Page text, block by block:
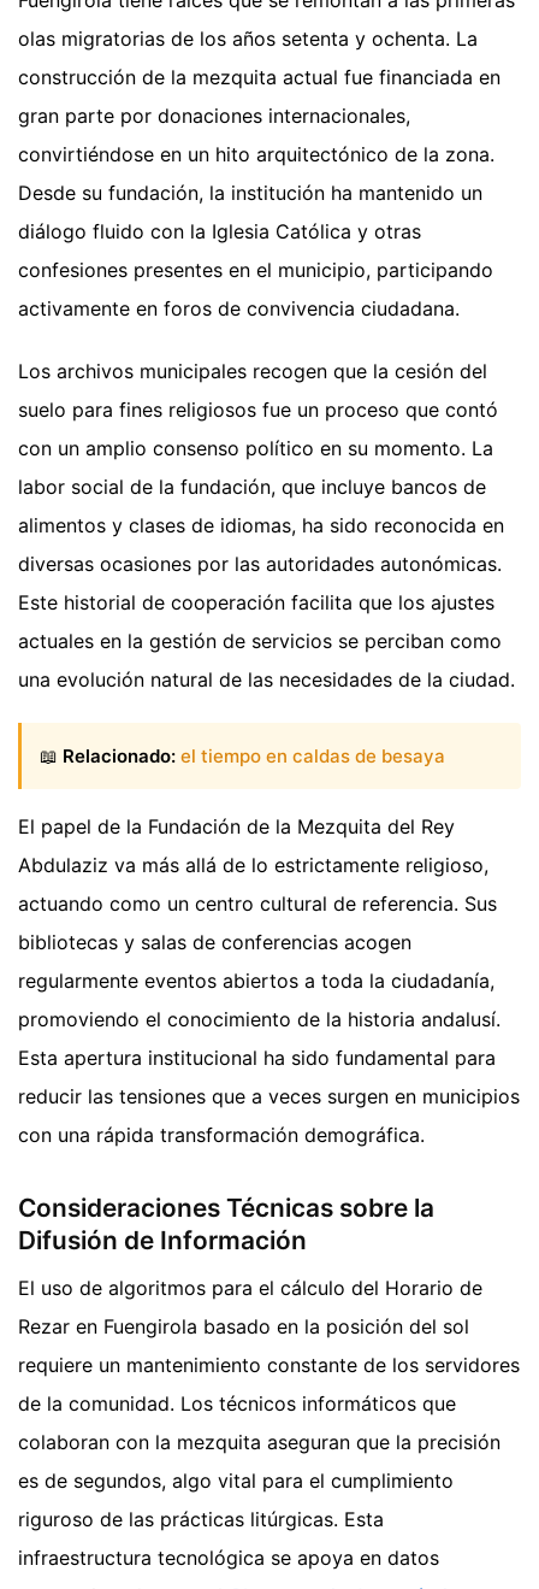
olas migratorias de los años setenta y ochenta. La
construcción de la mezquita actual fue financiada en
gran parte por donaciones internacionales,
convirtiéndose en un hito arquitectónico de la zona.
Desde su fundación, la institución ha mantenido un
diálogo fluido con la Iglesia Católica y otras
confesiones presentes en el municipio, participando
activamente en foros de convivencia ciudadana.
Los archivos municipales recogen que la cesión del
suelo para fines religiosos fue un proceso que contó
con un amplio consenso político en su momento. La
labor social de la fundación, que incluye bancos de
alimentos y clases de idiomas, ha sido reconocida en
diversas ocasiones por las autoridades autonómicas.
Este historial de cooperación facilita que los ajustes
actuales en la gestión de servicios se perciban como
una evolución natural de las necesidades de la ciudad.
📖 Relacionado: el tiempo en caldas de besaya
El papel de la Fundación de la Mezquita del Rey
Abdulaziz va más allá de lo estrictamente religioso,
actuando como un centro cultural de referencia. Sus
bibliotecas y salas de conferencias acogen
regularmente eventos abiertos a toda la ciudadanía,
promoviendo el conocimiento de la historia andalusí.
Esta apertura institucional ha sido fundamental para
reducir las tensiones que a veces surgen en municipios
con una rápida transformación demográfica.
Consideraciones Técnicas sobre la
Difusión de Información
El uso de algoritmos para el cálculo del Horario de
Rezar en Fuengirola basado en la posición del sol
requiere un mantenimiento constante de los servidores
de la comunidad. Los técnicos informáticos que
colaboran con la mezquita aseguran que la precisión
es de segundos, algo vital para el cumplimiento
riguroso de las prácticas litúrgicas. Esta
infraestructura tecnológica se apoya en datos